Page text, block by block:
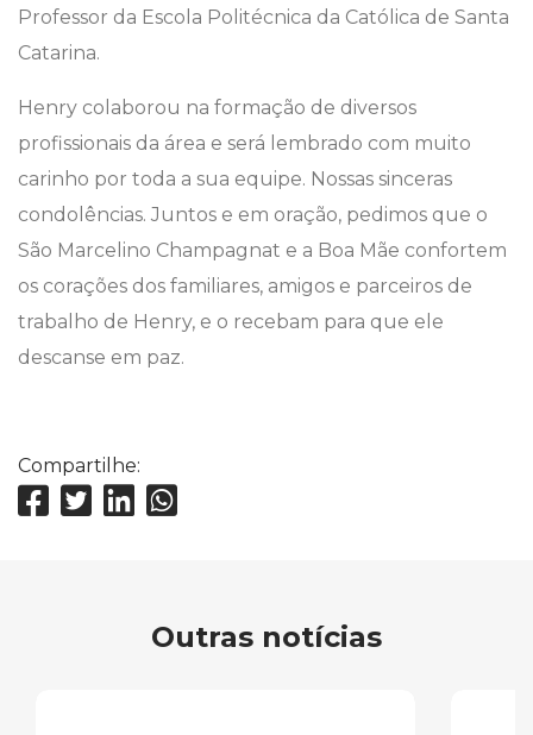
Professor da Escola Politécnica da Católica de Santa
Catarina.
Henry colaborou na formação de diversos
profissionais da área e será lembrado com muito
carinho por toda a sua equipe. Nossas sinceras
condolências. Juntos e em oração, pedimos que o
São Marcelino Champagnat e a Boa Mãe confortem
os corações dos familiares, amigos e parceiros de
trabalho de Henry, e o recebam para que ele
descanse em paz.
Compartilhe:
Outras notícias